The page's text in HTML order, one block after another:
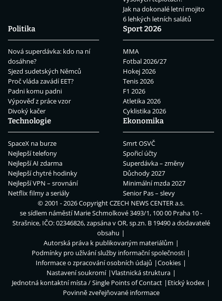
Jak na dokonalé letní mojito
6 lehkých letních salátů
Politika
Nová superdávka: kdo na ní
dosáhne?
Sjezd sudetských Němců
Proč vláda zavádí EET?
Padni komu padni
Výpověď z práce vzor
Divoký kačer
Sport 2026
MMA
Fotbal 2026/27
Hokej 2026
Tenis 2026
F1 2026
Atletika 2026
Cyklistika 2026
Technologie
SpaceX na burze
Nejlepší telefony
Nejlepší AI zdarma
Nejlepší chytré hodinky
Nejlepší VPN – srovnání
Netflix filmy a seriály
Ekonomika
Smrt OSVČ
Spořicí účty
Superdávka – změny
Důchody 2027
Minimální mzda 2027
Senior Pas – slevy
© 2001 - 2026 CopyrightCZECH NEWS CENTER a.s.
se sídlem náměstí Marie Schmolkové 3493/1, 100 00 Praha 10 -
Strašnice, IČO: 02346826, zapsána v OR, sp.zn. B 19490 a dodavatelé
obsahu
Autorská práva k publikovaným materiálům
Podmínky pro užívání služby informační společnosti
Informace o zpracování osobních údajů
Cookies
Nastavení soukromí
Vlastnická struktura
Jednotná kontaktní místa / Single Points of Contact
Etický kodex
Povinně zveřejňované informace